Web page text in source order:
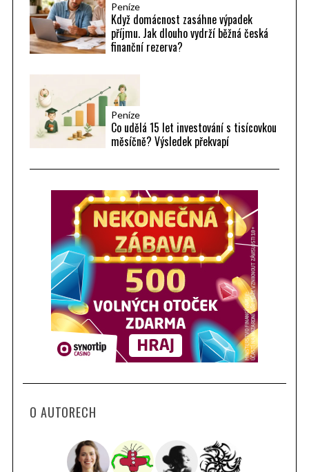
Peníze
Když domácnost zasáhne výpadek
příjmu. Jak dlouho vydrží běžná česká
finanční rezerva?
Peníze
Co udělá 15 let investování s tisícovkou
měsíčně? Výsledek překvapí
O AUTORECH